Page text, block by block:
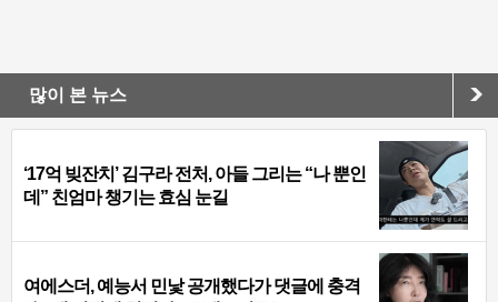
많이 본 뉴스
‘17억 빚잔치’ 김구라 전처, 아들 그리는 “나 뿐인
데” 친엄마 챙기는 효심 눈길
여에스더, 예능서 민낯 공개했다가 댓글에 충격